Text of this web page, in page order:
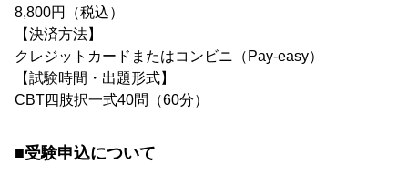
8,800円（税込）
【決済方法】
クレジットカードまたはコンビニ（Pay-easy）
【試験時間・出題形式】
CBT四肢択一式40問（60分）
■受験申込について